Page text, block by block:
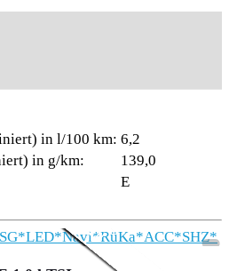
in l/100 km: 6,2
in g/km:
139,0
E
Aktionsmodell